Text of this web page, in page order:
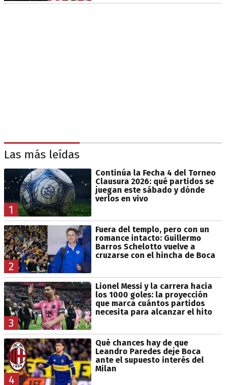
Las más leídas
1
Continúa la Fecha 4 del Torneo
Clausura 2026: qué partidos se
juegan este sábado y dónde
verlos en vivo
2
Fuera del templo, pero con un
romance intacto: Guillermo
Barros Schelotto vuelve a
cruzarse con el hincha de Boca
3
Lionel Messi y la carrera hacia
los 1000 goles: la proyección
que marca cuántos partidos
necesita para alcanzar el hito
4
Qué chances hay de que
Leandro Paredes deje Boca
ante el supuesto interés del
Milan